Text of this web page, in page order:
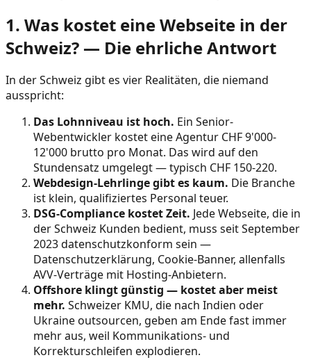
1. Was kostet eine Webseite in der
Schweiz? — Die ehrliche Antwort
In der Schweiz gibt es vier Realitäten, die niemand
ausspricht:
Das Lohnniveau ist hoch. Ein Senior-
Webentwickler kostet eine Agentur CHF 9'000-
12'000 brutto pro Monat. Das wird auf den
Stundensatz umgelegt — typisch CHF 150-220.
Webdesign-Lehrlinge gibt es kaum. Die Branche
ist klein, qualifiziertes Personal teuer.
DSG-Compliance kostet Zeit. Jede Webseite, die in
der Schweiz Kunden bedient, muss seit September
2023 datenschutzkonform sein —
Datenschutzerklärung, Cookie-Banner, allenfalls
AVV-Verträge mit Hosting-Anbietern.
Offshore klingt günstig — kostet aber meist
mehr. Schweizer KMU, die nach Indien oder
Ukraine outsourcen, geben am Ende fast immer
mehr aus, weil Kommunikations- und
Korrekturschleifen explodieren.